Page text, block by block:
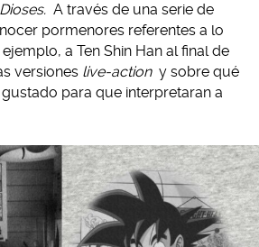
A través de una serie de
pormenores referentes a lo
a Ten Shin Han al final de
versiones live-action y sobre qué
para que interpretaran a